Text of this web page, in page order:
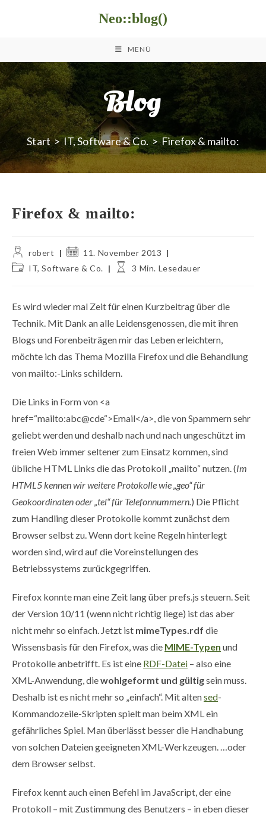
Neo::blog()
MENÜ
Blog
Start > IT, Software & Co. > Firefox & mailto:
Firefox & mailto:
Beitrags-
Autor:
robert
Beitrag
veröffentlicht:
11. November 2013
Beitrags-
IT, Software & Co. Lesedauer:
3 Min. Lesedauer
Es wird wieder mal Zeit für einen Kurzbeitrag über die
Technik. Mit Dank an alle Leidensgenossen, die mit ihren
Blogs und Forenbeiträgen mir das Leben erleichtern,
möchte ich das Thema Mozilla Firefox und die Behandlung
von mailto:-Links schildern.
Die Links in Form von <a
href=“mailto:abc@cde“>Email</a>, die von Spammern sehr
geliebt werden und deshalb nach und nach ungeschützt im
freien Web immer seltener zum Einsatz kommen, sind
übliche HTML Links die das Protokoll „mailto“ nutzen. (Im
HTML5 kennen wir weitere Protokolle wie „geo“ für
Geokoordinaten oder „tel“ für Telefonnummern.) Die Pflicht
zum Handling dieser Protokolle kommt zunächst dem
Browser selbst zu. Wenn dort keine Regeln hinterlegt
worden sind, wird auf die Voreinstellungen des
Betriebssystems zurückgegriffen.
Firefox konnte man eine Zeit lang über prefs.js steuern. Seit
der Version 10/11 (wenn nicht richtig liege) ist das aber
nicht mehr so einfach. Jetzt ist mimeTypes.rdf die
Wissensbasis für den Firefox, was die MIME-Typen und
Protokolle anbetrifft. Es ist eine RDF-Datei – also eine
XML-Anwendung, diewohlgeformt und gültigsein muss.
Deshalb ist es nicht mehr so „einfach“. Mit altensed-
Kommandozeile-Skripten spielt man beim XML ein
gefährliches Spiel. Man überlässt besser die Handhabung
von solchen Dateien geeigneten XML-Werkzeugen. …oder
dem Browser selbst.
Firefox kennt auch einen Befehl im JavaScript, der eine
Protokoll – mit Zustimmung des Benutzers – in eben dieser